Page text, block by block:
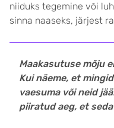
niiduks tegemine või
sinna naaseks, järjest
Maakasutuse mõju
Kui näeme, et
vaesuma või neid
piiratud aeg, et